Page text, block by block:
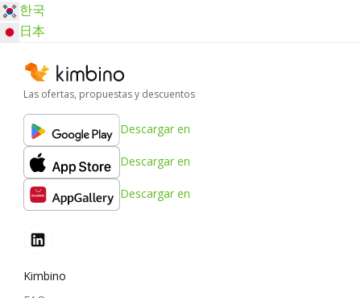
한국
日本
Las ofertas, propuestas y descuentos
Descargar en
Descargar en
Descargar en
Kimbino